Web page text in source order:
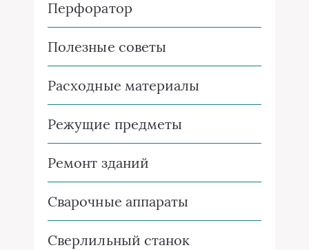
Перфоратор
Полезные советы
Расходные материалы
Режущие предметы
Ремонт зданий
Сварочные аппараты
Сверлильный станок